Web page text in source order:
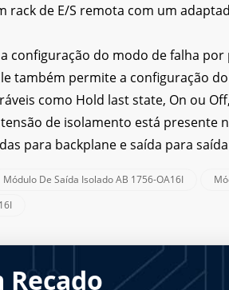
rack de E/S remota com um
configuração do modo de falha
também permite a configuração
como Hold last state, On ou
de isolamento está presente
para backplane e saída para
Módulo De Saída Isolado AB 1756-OA16I
Recado